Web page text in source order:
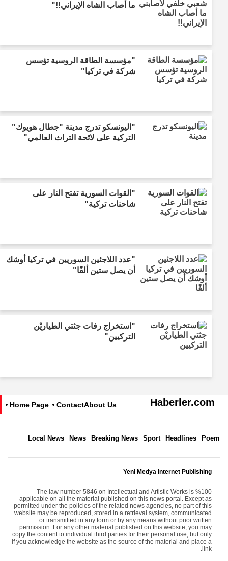
ما أصاب الشاه الإيراني!!"
"مؤسسة الطاقة الروسية تؤسس
شركة في تركيا"
"اليونسكو تدرج مدينة "جطال هويوك"
التركية على لائحة التراث العالمي"
"القوات السورية تفتح النار على
شاحنات تركية"
"عدد اللاجئين السوريين في تركيا أوشك
أن يصل ستين ألفًا"
"استخراج رفات جثتي الطياريْن
التركيين"
Haberler.com
About Us
Contact
Home Page
Poem
Headlines
Sport
Breaking News
News
Local News
Yeni Medya Internet Publishing
The law number 5846 on Intellectual and Artistic Works is %100
applicable on all the material published on this news portal. Except as
permitted under the policies of the related news agencies, no part of this
website may be reproduced, stored in a retrieval system, communicated
or transmitted in any form or by any means without prior written
permission. For any other material published on this website; you may
copy the content to individual third parties for their personal use, but only
if you acknowledge the website as the source of the material and place a
link.